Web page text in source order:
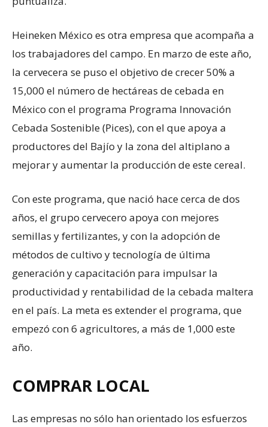
Heineken México es otra empresa que acompaña a
los trabajadores del campo. En marzo de este año,
la cervecera se puso el objetivo de crecer 50% a
15,000 el número de hectáreas de cebada en
México con el programa Programa Innovación
Cebada Sostenible (Pices), con el que apoya a
productores del Bajío y la zona del altiplano a
mejorar y aumentar la producción de este cereal.
Con este programa, que nació hace cerca de dos
años, el grupo cervecero apoya con mejores
semillas y fertilizantes, y con la adopción de
métodos de cultivo y tecnología de última
generación y capacitación para impulsar la
productividad y rentabilidad de la cebada maltera
en el país. La meta es extender el programa, que
empezó con 6 agricultores, a más de 1,000 este
año.
COMPRAR LOCAL
Las empresas no sólo han orientado los esfuerzos